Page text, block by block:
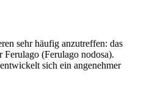
sehr häufig anzutreffen: das
(Ferulago nodosa).
sich ein angenehmer